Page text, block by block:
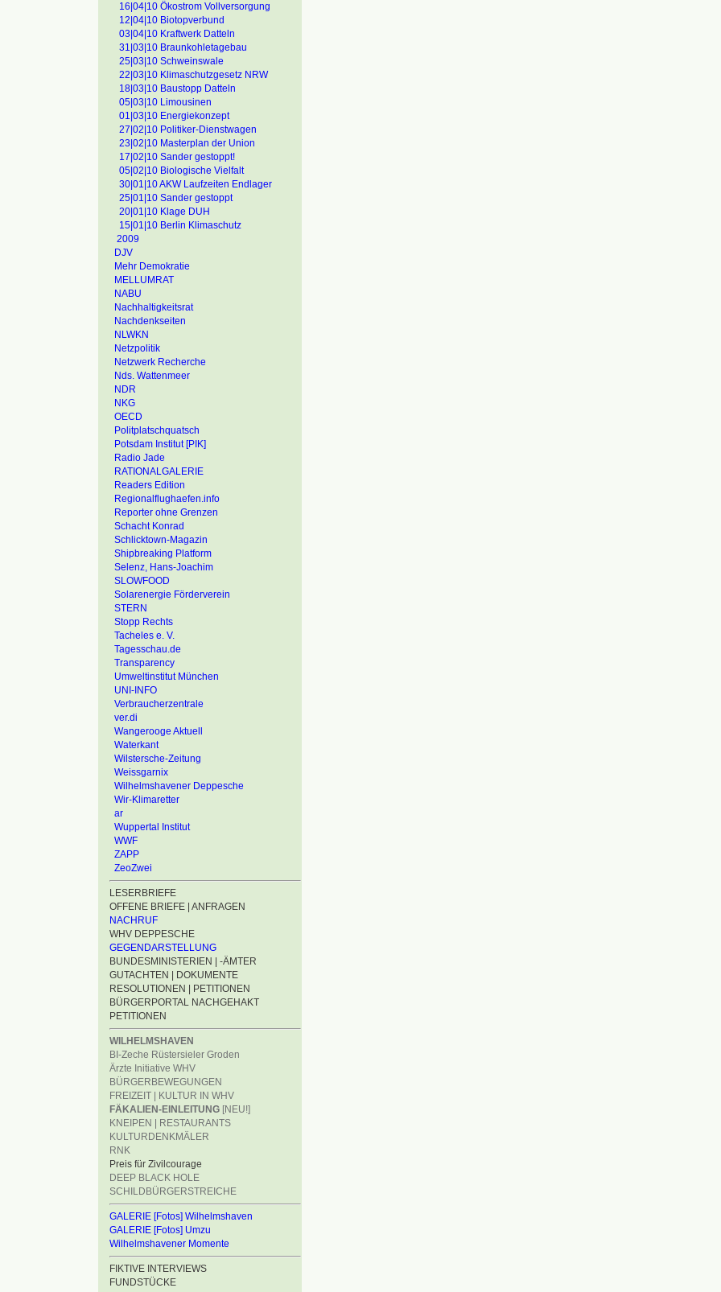
16|04|10 Ökostrom Vollversorgung
12|04|10 Biotopverbund
03|04|10 Kraftwerk Datteln
31|03|10 Braunkohletagebau
25|03|10 Schweinswale
22|03|10 Klimaschutzgesetz NRW
18|03|10 Baustopp Datteln
05|03|10 Limousinen
01|03|10 Energiekonzept
27|02|10 Politiker-Dienstwagen
23|02|10 Masterplan der Union
17|02|10 Sander gestoppt!
05|02|10 Biologische Vielfalt
30|01|10 AKW Laufzeiten Endlager
25|01|10 Sander gestoppt
20|01|10 Klage DUH
15|01|10 Berlin Klimaschutz
2009
DJV
Mehr Demokratie
MELLUMRAT
NABU
Nachhaltigkeitsrat
Nachdenkseiten
NLWKN
Netzpolitik
Netzwerk Recherche
Nds. Wattenmeer
NDR
NKG
OECD
Politplatschquatsch
Potsdam Institut [PIK]
Radio Jade
RATIONALGALERIE
Readers Edition
Regionalflughaefen.info
Reporter ohne Grenzen
Schacht Konrad
Schlicktown-Magazin
Shipbreaking Platform
Selenz, Hans-Joachim
SLOWFOOD
Solarenergie Förderverein
STERN
Stopp Rechts
Tacheles e. V.
Tagesschau.de
Transparency
Umweltinstitut München
UNI-INFO
Verbraucherzentrale
ver.di
Wangerooge Aktuell
Waterkant
Wilstersche-Zeitung
Weissgarnix
Wilhelmshavener Deppesche
Wir-Klimaretter
ar
Wuppertal Institut
WWF
ZAPP
ZeoZwei
LESERBRIEFE
OFFENE BRIEFE | ANFRAGEN
NACHRUF
WHV DEPPESCHE
GEGENDARSTELLUNG
BUNDESMINISTERIEN | -ÄMTER
GUTACHTEN | DOKUMENTE
RESOLUTIONEN | PETITIONEN
BÜRGERPORTAL NACHGEHAKT
PETITIONEN
WILHELMSHAVEN
BI-Zeche Rüstersieler Groden
Ärzte Initiative WHV
BÜRGERBEWEGUNGEN
FREIZEIT | KULTUR IN WHV
FÄKALIEN-EINLEITUNG [NEU!]
KNEIPEN | RESTAURANTS
KULTURDENKMÄLER
RNK
Preis für Zivilcourage
DEEP BLACK HOLE
SCHILDBÜRGERSTREICHE
GALERIE [Fotos] Wilhelmshaven
GALERIE [Fotos] Umzu
Wilhelmshavener Momente
FIKTIVE INTERVIEWS
FUNDSTÜCKE